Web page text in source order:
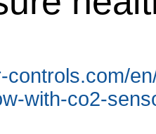
controls.com/
with-co2-